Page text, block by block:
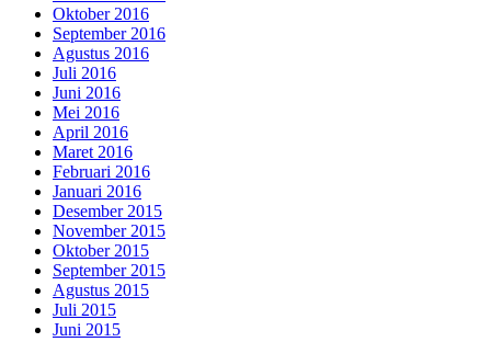
Oktober 2016
September 2016
Agustus 2016
Juli 2016
Juni 2016
Mei 2016
April 2016
Maret 2016
Februari 2016
Januari 2016
Desember 2015
November 2015
Oktober 2015
September 2015
Agustus 2015
Juli 2015
Juni 2015